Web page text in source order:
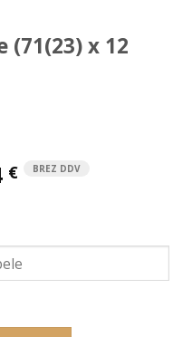
(71(23) x 12
€ BREZ DDV